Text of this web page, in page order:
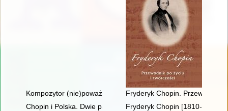
Kompozytor (nie)poważny. Poczucie humoru Fryderyka
Fryderyk Chopin. Przewodnik
Chopin i Polska. Dwie pasje życia Gastona Belotti [1920-1985]
Fryderyk Chopin [1810-1849].